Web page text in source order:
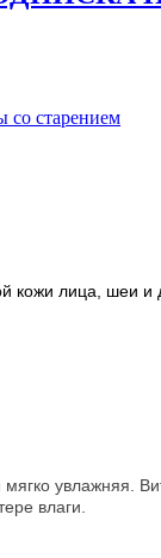
со старением
кожи лица, шеи и
влаги.